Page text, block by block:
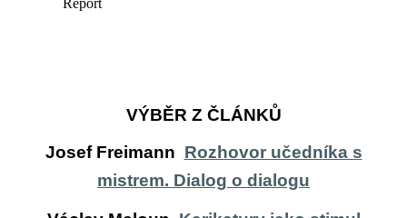
VÝBĚR Z ČLÁNKŮ
Josef Freimann Rozhovor učedníka s
mistrem. Dialog o dialogu